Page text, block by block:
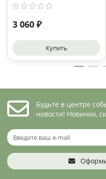
3 060 ₽
Купить
Будьте в центре
новости! Новинки,